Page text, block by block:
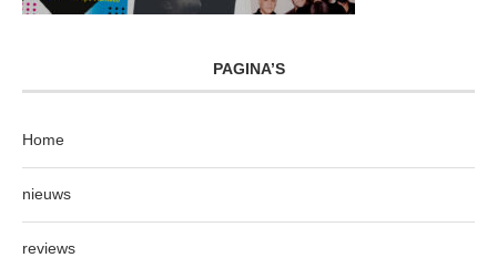
PAGINA’S
Home
nieuws
reviews